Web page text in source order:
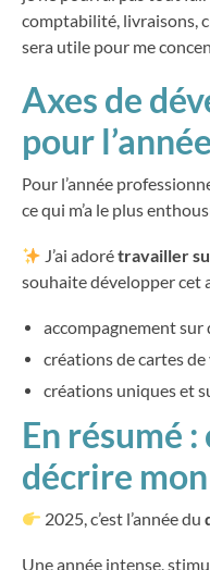
comptabilité, livraisons,
sera utile pour me
Axes de
pour
Pour l’année
ce qui m’a le plus
J’ai adorétravailler
souhaite développer cet
accompagnement sur
créations de cartes
créations uniques et
En résumé
décrire
2025, c’est l’année du
Une année intense,